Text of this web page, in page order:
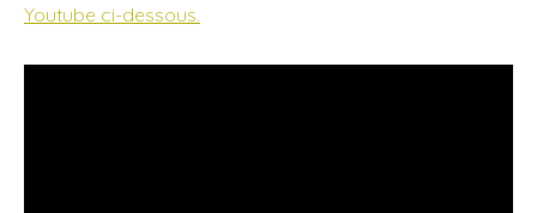
Youtube ci-dessous.